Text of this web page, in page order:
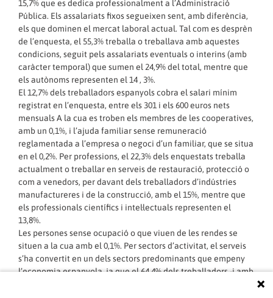
15,7% que es dedica professionalment a l’Administració
Pública. Els assalariats fixos segueixen sent, amb diferència,
els que dominen el mercat laboral actual. Tal com es desprèn
de l’enquesta, el 55,3% treballa o treballava amb aquestes
condicions, seguit pels assalariats eventuals o interins (amb
caràcter temporal) que sumen el 24,9% del total, mentre que
els autònoms representen el 14 , 3%.
El 12,7% dels treballadors espanyols cobra el salari mínim
registrat en l’enquesta, entre els 301 i els 600 euros nets
mensuals A la cua es troben els membres de les cooperatives,
amb un 0,1%, i l’ajuda familiar sense remuneració
reglamentada a l’empresa o negoci d’un familiar, que se situa
en el 0,2%. Per professions, el 22,3% dels enquestats treballa
actualment o treballar en serveis de restauració, protecció o
com a venedors, per davant dels treballadors d’indústries
manufactureres i de la construcció, amb el 15%, mentre que
els professionals científics i intel·lectuals representen el
13,8%.
Les persones sense ocupació o que viuen de les rendes se
situen a la cua amb el 0,1%. Per sectors d’activitat, el serveis
s’ha convertit en un dels sectors predominants que empeny
l’economia espanyola, ja que el 64,4% dels treballadors -i amb